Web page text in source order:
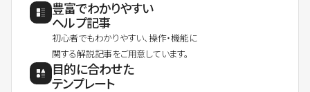
豊富でわかりやすい
ヘルプ記事
初心者でもわかりやすい、操作・機能に
関する解説記事をご用意しています。
目的に合わせた
テンプレート